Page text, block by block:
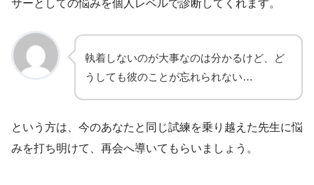
サーとしての悩みを個人レベルで診断してくれます。
執着しないのが大事なのは分かるけど、ど
うしても彼のことが忘れられない…
という方は、今のあなたと同じ試練を乗り越えた先生に悩
みを打ち明けて、再会へ導いてもらいましょう。